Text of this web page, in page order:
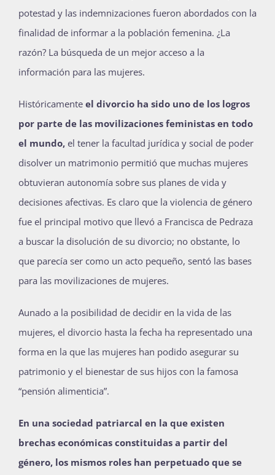
potestad y las indemnizaciones fueron abordados con la
finalidad de informar a la población femenina. ¿La
razón? La búsqueda de un mejor acceso a la
información para las mujeres.
Históricamente el divorcio ha sido uno de los logros
por parte de las movilizaciones feministas en todo
el mundo, el tener la facultad jurídica y social de poder
disolver un matrimonio permitió que muchas mujeres
obtuvieran autonomía sobre sus planes de vida y
decisiones afectivas. Es claro que la violencia de género
fue el principal motivo que llevó a Francisca de Pedraza
a buscar la disolución de su divorcio; no obstante, lo
que parecía ser como un acto pequeño, sentó las bases
para las movilizaciones de mujeres.
Aunado a la posibilidad de decidir en la vida de las
mujeres, el divorcio hasta la fecha ha representado una
forma en la que las mujeres han podido asegurar su
patrimonio y el bienestar de sus hijos con la famosa
“pensión alimenticia”.
En una sociedad patriarcal en la que existen
brechas económicas constituidas a partir del
género, los mismos roles han perpetuado que se